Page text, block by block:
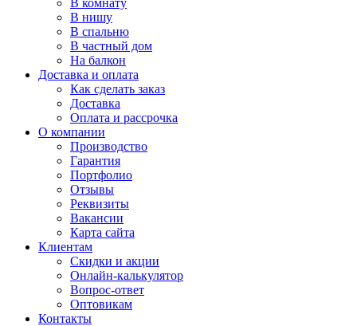
В комнату
В нишу
В спальню
В частный дом
На балкон
Доставка и оплата
Как сделать заказ
Доставка
Оплата и рассрочка
О компании
Производство
Гарантия
Портфолио
Отзывы
Реквизиты
Вакансии
Карта сайта
Клиентам
Скидки и акции
Онлайн-калькулятор
Вопрос-ответ
Оптовикам
Контакты